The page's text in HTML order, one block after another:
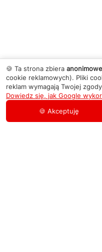
🍪 Ta strona zbiera
cookie reklamowych). Pliki
reklam wymagają Twojej
Dowiedz się, jak Google
🍪 Akceptuję